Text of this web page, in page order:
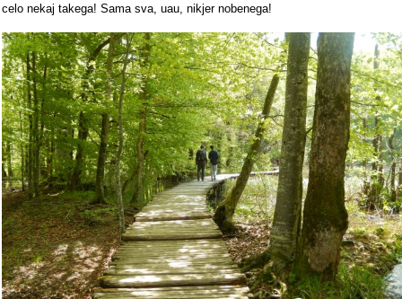
celo nekaj takega! Sama sva, uau, nikjer nobenega!